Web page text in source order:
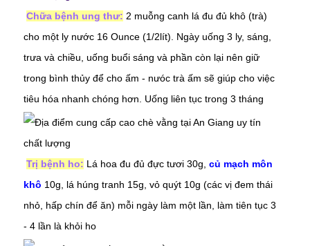
Chữa bệnh ung thư: 2 muỗng canh lá đu đủ khô (trà)
cho một ly nước 16 Ounce (1/2lít). Ngày uống 3 ly, sáng,
trưa và chiều, uống buổi sáng và phần còn lại nên giữ
trong bình thủy để cho ấm - nưóc trà ấm sẽ giúp cho việc
tiêu hóa nhanh chóng hơn. Uống liên tục trong 3 tháng
Trị bệnh ho: Lá hoa đu đủ đực tươi 30g, củ mạch môn
khô 10g, lá húng tranh 15g, vỏ quýt 10g (các vị đem thái
nhỏ, hấp chín để ăn) mỗi ngày làm một lần, làm tiên tục 3
- 4 lần là khỏi ho